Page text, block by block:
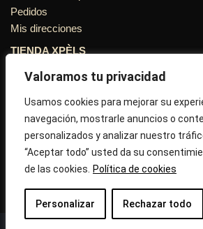
Valoramos tu privacidad
Usamos cookies para mejorar su
navegación, mostrarle anuncios o
personalizados y analizar nuestro
“Aceptar todo” usted da su
de las cookies.
Política de cookies
Personalizar Rechazar todo
Pedidos
Mis direcciones
TIENDA XPÈLS
Avinguda Molins de Rei Nº 3
08755, Barcelona, Cataluña, España
Horario: Lun-Vie 09:30h a 13:30h y
10:30h a 14:.00h
Correo:info@tiendaxpels.com